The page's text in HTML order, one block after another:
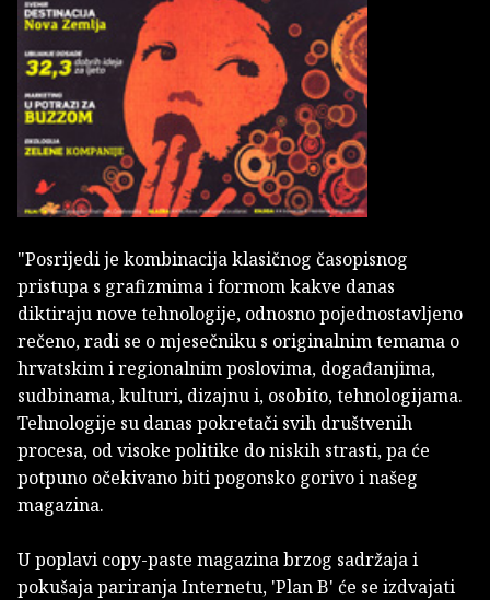
"Posrijedi je kombinacija klasičnog časopisnog
pristupa s grafizmima i formom kakve danas
diktiraju nove tehnologije, odnosno pojednostavljeno
rečeno, radi se o mjesečniku s originalnim temama o
hrvatskim i regionalnim poslovima, događanjima,
sudbinama, kulturi, dizajnu i, osobito, tehnologijama.
Tehnologije su danas pokretači svih društvenih
procesa, od visoke politike do niskih strasti, pa će
potpuno očekivano biti pogonsko gorivo i našeg
magazina.
U poplavi copy-paste magazina brzog sadržaja i
pokušaja pariranja Internetu, 'Plan B' će se izdvajati